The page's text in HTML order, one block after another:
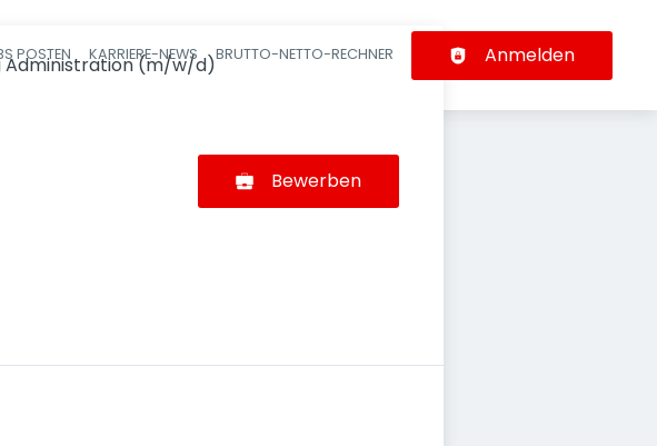
Haupt-Navigation
POSTEN KARRIERE-NEWS BRUTTO-NETTO-RECHNER Anmelden
Administration (m/w/d)
Bewerben